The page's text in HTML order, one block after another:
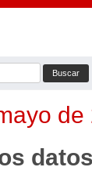
de